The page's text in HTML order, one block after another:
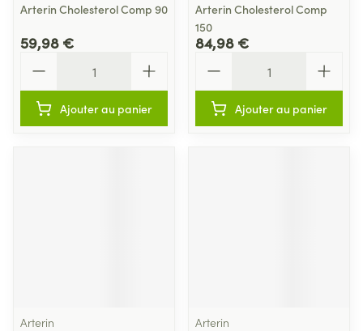
Arterin Cholesterol Comp 90
59,98 €
Ajouter au panier
Arterin Cholesterol Comp
150
84,98 €
Ajouter au panier
Arterin
Arterin